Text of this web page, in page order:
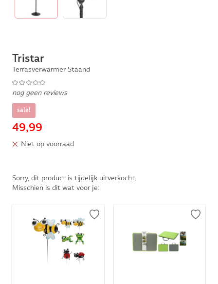
Tristar
Terrasverwarmer Staand
nog geen reviews
sale!
49,99
Niet op voorraad
Sorry, dit product is tijdelijk uitverkocht.
Misschien is dit wat voor je: